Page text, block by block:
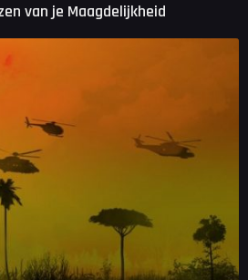
van je Maagdelijkheid